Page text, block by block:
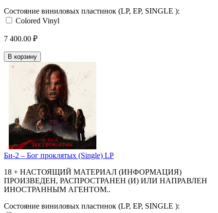
Состояние виниловых пластинок (LP, EP, SINGLE ):
Colored Vinyl
7 400.00 ₽
В корзину
Би-2 ‎– Бог проклятых (Single) LP
18 + НАСТОЯЩИЙ МАТЕРИАЛ (ИНФОРМАЦИЯ)
ПРОИЗВЕДЕН, РАСПРОСТРАНЕН (И) ИЛИ НАПРАВЛЕН
ИНОСТРАННЫМ АГЕНТОМ..
Состояние виниловых пластинок (LP, EP, SINGLE ):